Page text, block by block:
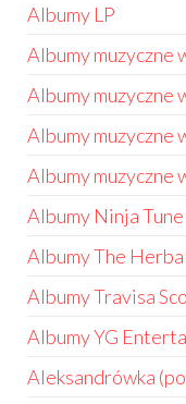
Albumy LP
Albumy muzyczne
Albumy muzyczne
Albumy muzyczne
Albumy muzyczne
Albumy Ninja Tune
Albumy The
Albumy Travisa
Albumy YG
Aleksandrówka